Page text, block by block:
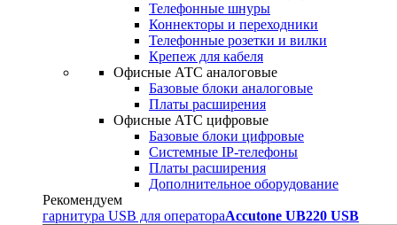
Телефонные шнуры
Коннекторы и переходники
Телефонные розетки и вилки
Крепеж для кабеля
Офисные АТС аналоговые
Базовые блоки аналоговые
Платы расширения
Офисные АТС цифровые
Базовые блоки цифровые
Системные IP-телефоны
Платы расширения
Дополнительное оборудование
Рекомендуем
гарнитура USB для оператораAccutone UB220 USB